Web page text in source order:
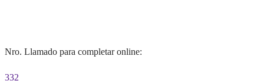
Nro. Llamado para completar online:
332